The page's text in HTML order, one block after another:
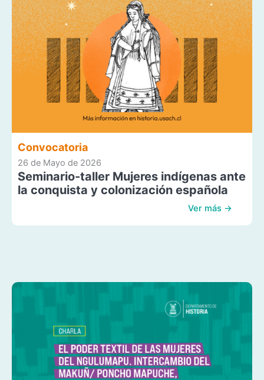
Convocatoria
26 de Mayo de 2026
Seminario-taller Mujeres indígenas ante
la conquista y colonización española
Ver más →